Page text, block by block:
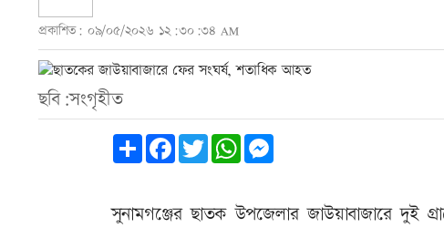
প্রকাশিত: ০৯/০৫/২০২৬ ১২:৩০:৩৪ AM
ছবি:সংগৃহীত
Share FacebookTwitterWhatsAppMessenger
সুনামগঞ্জের ছাতক উপজেলার জাউয়াবাজারে দুই